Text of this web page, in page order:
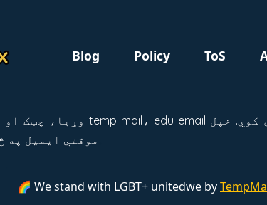
Blog Policy ToS
موقتي ایمیل په څو ثانیو کې جوړ کړئ.
🌈 We stand with LGBT+ unitedwe by